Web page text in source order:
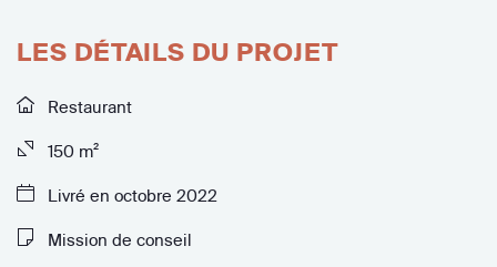
LES DÉTAILS DU PROJET
Restaurant
150 m²
Livré en octobre 2022
Mission de conseil